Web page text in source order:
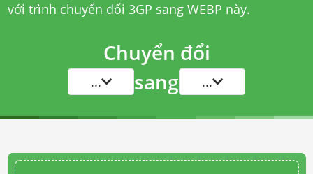
với trình chuyển đổi 3GP sang WEBP này.
Chuyển đổi
... sang ...